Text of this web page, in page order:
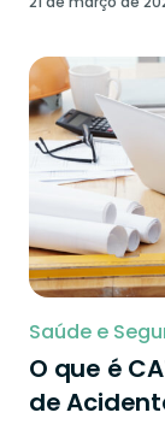
Saúde e
O que é
de